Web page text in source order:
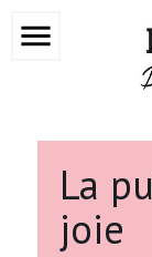
menu
La
joie